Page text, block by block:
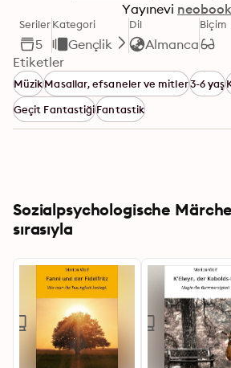
Yayınevi
Seriler
5
Kategori
Gençlik
Dil
Almanca
Biçim
Etiketler
MüzikMasallar, efsaneler ve mitler3-6 yaş
Geçit FantastiğiFantastik
Sozialpsychologische
sırasıyla